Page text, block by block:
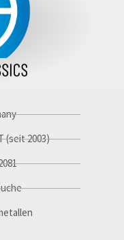
(seit 2003)